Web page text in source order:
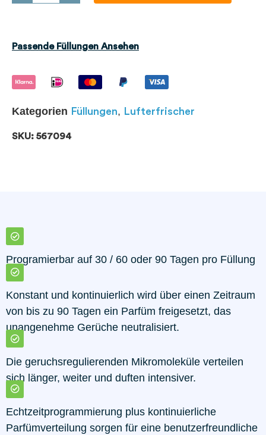
Passende Füllungen Ansehen
Kategorien Füllungen, Lufterfrischer
SKU: 567094
Programierbar auf 30 / 60 oder 90 Tagen pro Füllung
Konstant und kontinuierlich wird über einen Zeitraum
von bis zu 90 Tagen ein Parfüm freigesetzt, das
unangenehme Gerüche neutralisiert.
Die geruchsregulierenden Mikromoleküle verteilen
sich länger, weiter und duften intensiver.
Echtzeitprogrammierung plus kontinuierliche
Parfümverteilung sorgen für eine benutzerfreundliche